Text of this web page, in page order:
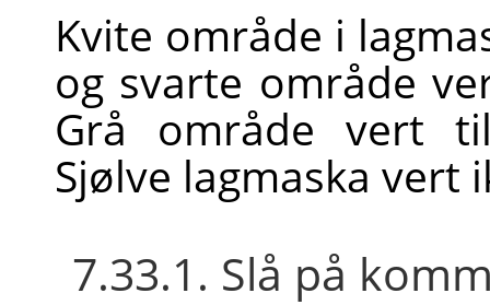
Kvite område i
og svarte område
Grå område vert
Sjølve lagmaska vert
7.33.1. Slå på